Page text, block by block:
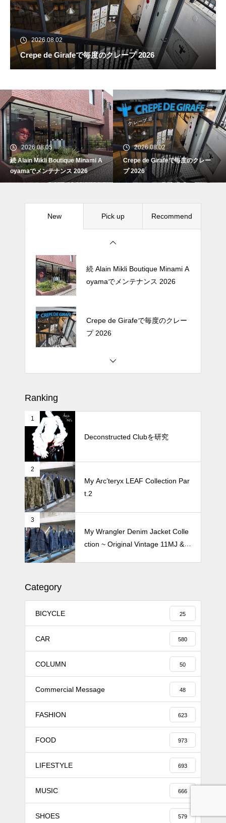
2026.08.02
Crepe de Girafeで毎度のクレープ 2026
2026.08.05
続 Alain Mikli Boutique Minami A
oyamaでメンテナンス 2026
2026.08.02
Crepe de Girafeで毎度のクレー
プ 2026
New Pick up Recommend
続 Alain Mikli Boutique Minami A
oyamaでメンテナンス 2026
Crepe de Girafeで毎度のクレー
プ 2026
続 Alain Mikli Boutique Minami A
oyamaでメンテナンス 2026
Crepe de Girafeで毎度のクレー
プ 2026
oyamaでメンテナンス 2026
Ranking
1
Deconstructed Clubを研究
2
My Arc’teryx LEAF Collection Par
t.2
3
My Wrangler Denim Jacket Colle
ction ~ Original Vintage 11MJ & 1
Category
BICYCLE 25
CAR 580
COLUMN 50
Commercial Message 48
FASHION 623
FOOD 973
LIFESTYLE 693
MUSIC 666
SHOES 579